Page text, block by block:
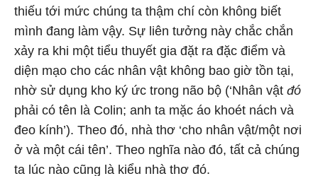
thiếu tới mức chúng ta thậm chí còn không biết
mình đang làm vậy. Sự liên tưởng này chắc chắn
xảy ra khi một tiểu thuyết gia đặt ra đặc điểm và
diện mạo cho các nhân vật không bao giờ tồn tại,
nhờ sử dụng kho ký ức trong não bộ (‘Nhân vật đó
phải có tên là Colin; anh ta mặc áo khoét nách và
đeo kính’). Theo đó, nhà thơ ‘cho nhân vật/một nơi
ở và một cái tên’. Theo nghĩa nào đó, tất cả chúng
ta lúc nào cũng là kiểu nhà thơ đó.